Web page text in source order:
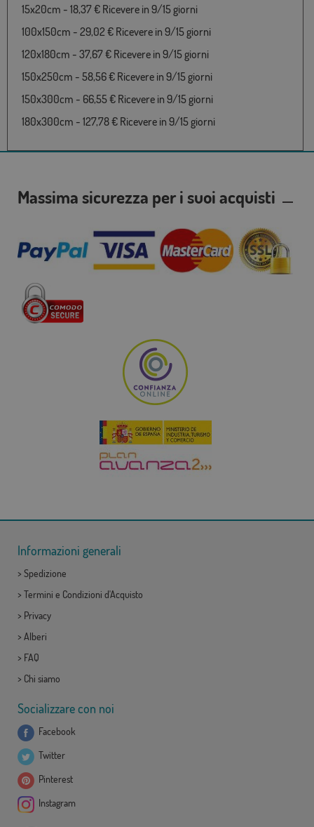
15x20cm - 18,37 € Ricevere in 9/15 giorni
100x150cm - 29,02 € Ricevere in 9/15 giorni
120x180cm - 37,67 € Ricevere in 9/15 giorni
150x250cm - 58,56 € Ricevere in 9/15 giorni
150x300cm - 66,55 € Ricevere in 9/15 giorni
180x300cm - 127,78 € Ricevere in 9/15 giorni
Massima sicurezza per i suoi acquisti
Informazioni generali
> Spedizione
> Termini e Condizioni d'Acquisto
> Privacy
> Alberi
> FAQ
> Chi siamo
Socializzare con noi
Facebook
Twitter
Pinterest
Instagram